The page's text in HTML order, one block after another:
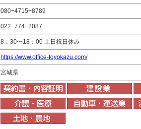
080−4715−8789
022−774−2087
8：30〜18：00 土日祝日休み
https://www.office-toyokazu.com/
宮城県